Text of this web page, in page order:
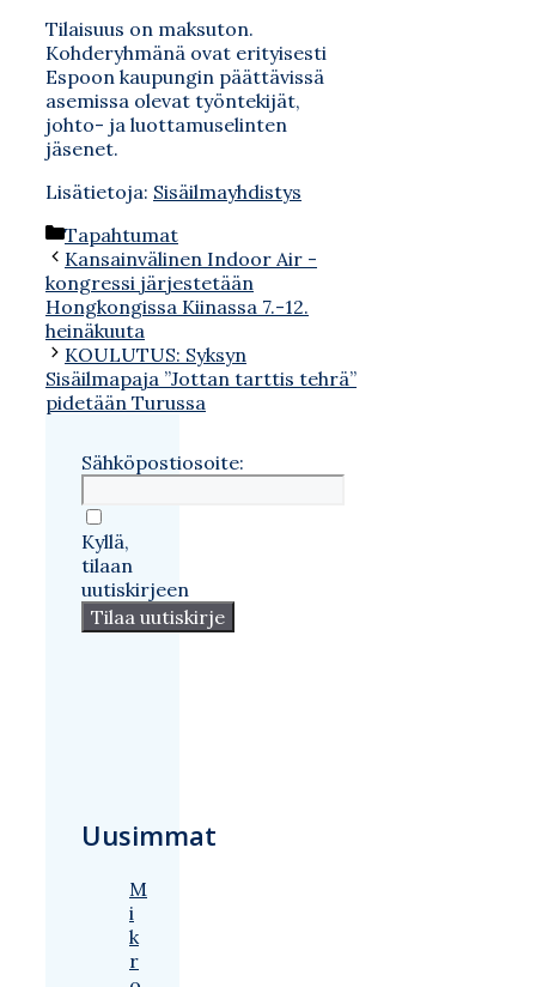
Tilaisuus on maksuton.
Kohderyhmänä ovat erityisesti
Espoon kaupungin päättävissä
asemissa olevat työntekijät,
johto- ja luottamuselinten
jäsenet.
Lisätietoja: Sisäilmayhdistys
Kategoriat
Tapahtumat
Kansainvälinen Indoor Air -
kongressi järjestetään
Hongkongissa Kiinassa 7.-12.
heinäkuuta
KOULUTUS: Syksyn
Sisäilmapaja ”Jottan tarttis tehrä”
pidetään Turussa
Sähköpostiosoite:
Kyllä,
tilaan
uutiskirjeen
Uusimmat
M
i
k
r